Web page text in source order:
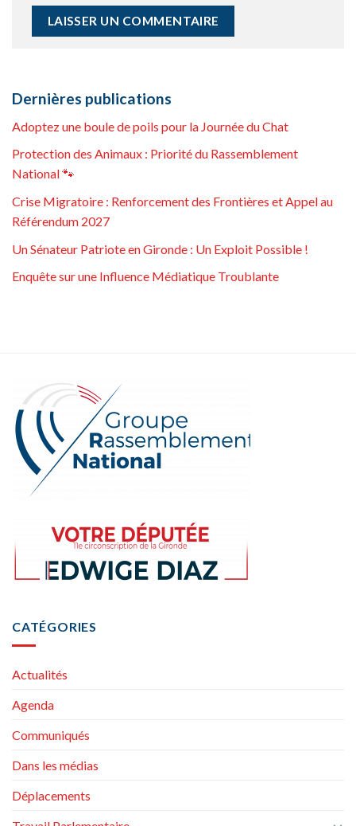
Dernières publications
Adoptez une boule de poils pour la Journée du Chat
Protection des Animaux : Priorité du Rassemblement
National 🐾
Crise Migratoire : Renforcement des Frontières et Appel au
Référendum 2027
Un Sénateur Patriote en Gironde : Un Exploit Possible !
Enquête sur une Influence Médiatique Troublante
CATÉGORIES
Actualités
Agenda
Communiqués
Dans les médias
Déplacements